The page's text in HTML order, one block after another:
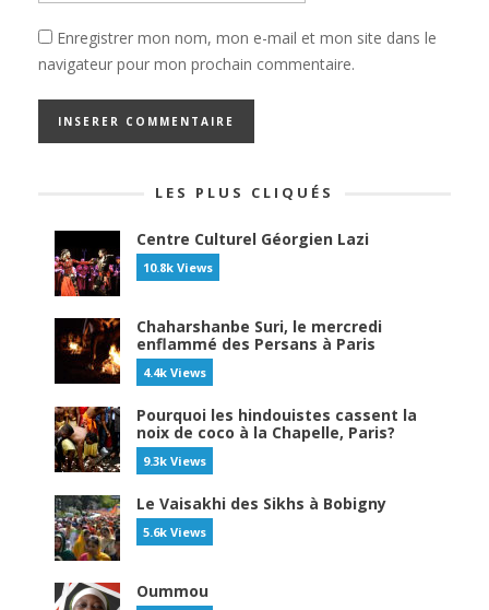
Enregistrer mon nom, mon e-mail et mon site dans le
navigateur pour mon prochain commentaire.
LES PLUS CLIQUÉS
Centre Culturel Géorgien Lazi
10.8k Views
Chaharshanbe Suri, le mercredi
enflammé des Persans à Paris
4.4k Views
Pourquoi les hindouistes cassent la
noix de coco à la Chapelle, Paris?
9.3k Views
Le Vaisakhi des Sikhs à Bobigny
5.6k Views
Oummou